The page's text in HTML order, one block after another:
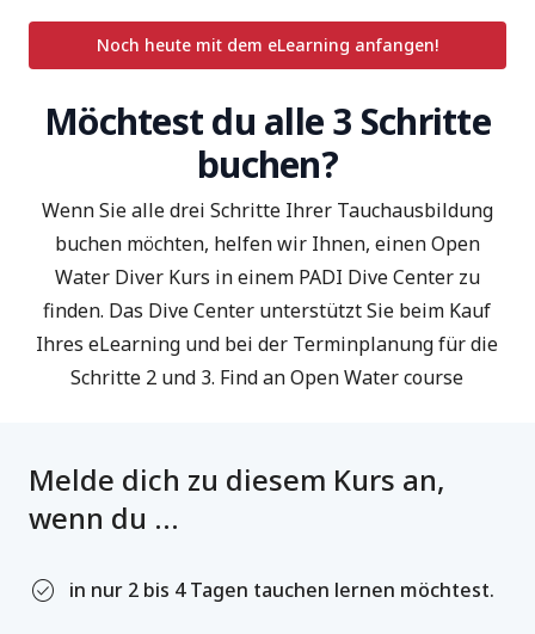
Noch heute mit dem eLearning anfangen!
Möchtest du alle 3 Schritte
buchen?
Wenn Sie alle drei Schritte Ihrer Tauchausbildung
buchen möchten, helfen wir Ihnen, einen Open
Water Diver Kurs in einem PADI Dive Center zu
finden. Das Dive Center unterstützt Sie beim Kauf
Ihres eLearning und bei der Terminplanung für die
Schritte 2 und 3. Find an Open Water course
Melde dich zu diesem Kurs an,
wenn du ...
check_circle in nur 2 bis 4 Tagen tauchen lernen möchtest.